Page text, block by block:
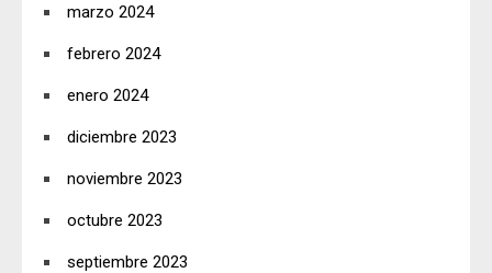
marzo 2024
febrero 2024
enero 2024
diciembre 2023
noviembre 2023
octubre 2023
septiembre 2023